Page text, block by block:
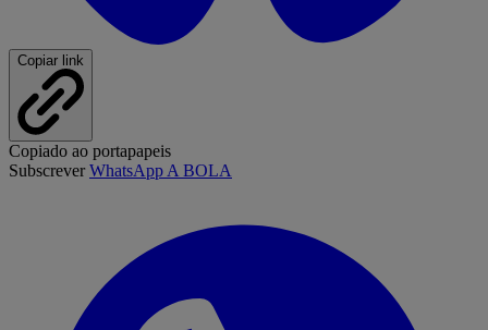
Copiar link
Copiado ao portapapeis
SubscreverWhatsApp A BOLA